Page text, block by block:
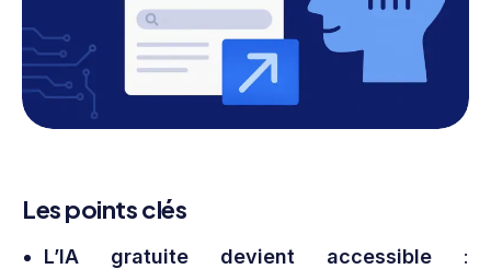
Les points clés
L’IA gratuite devient accessible :